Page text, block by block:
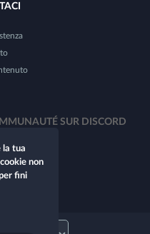
SUR DISCORD
la tua
non
fini